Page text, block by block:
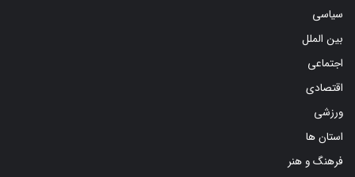
سیاسی
بین الملل
اجتماعی
اقتصادی
ورزشی
استان ها
فرهنگ و هنر